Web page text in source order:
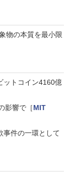
物の本質を最小限
ットコイン4160億
影響で［MIT
事件の一環として